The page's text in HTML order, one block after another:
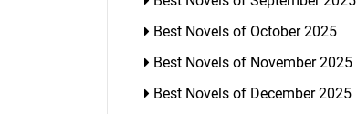
Best Novels of October 2025
Best Novels of November 2025
Best Novels of December 2025